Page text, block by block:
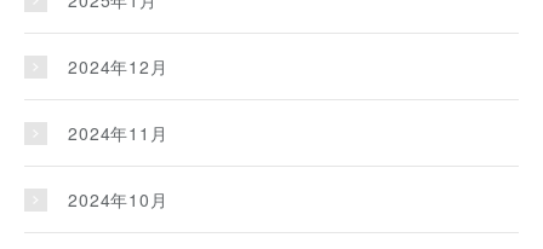
2024年12月
2024年11月
2024年10月